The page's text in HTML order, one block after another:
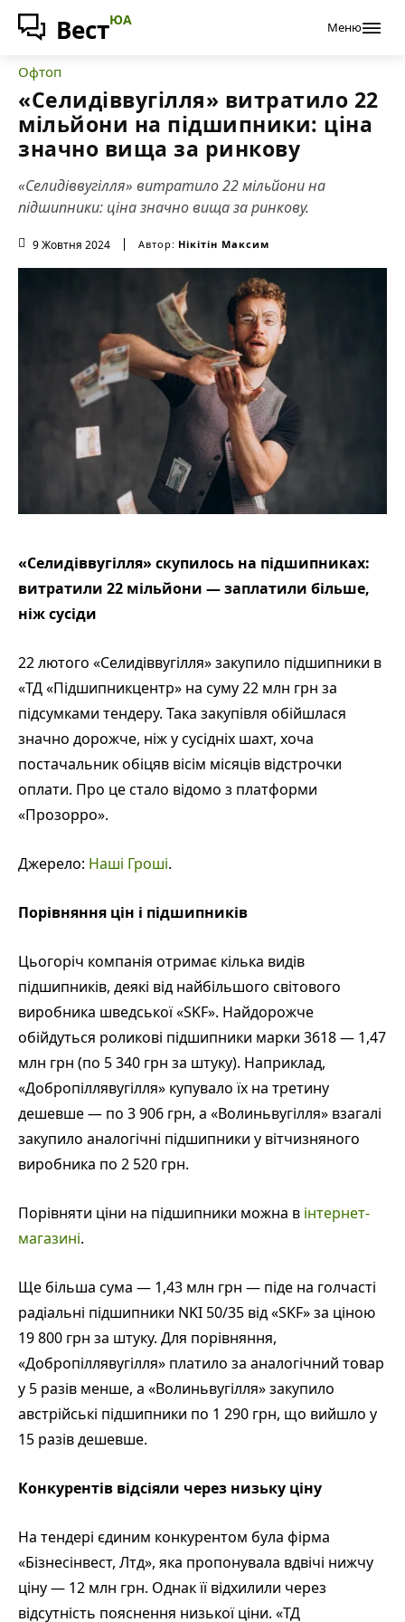
ВестЮА Меню
Офтоп
«Селидіввугілля» витратило 22
мільйони на підшипники: ціна
значно вища за ринкову
«Селидіввугілля» витратило 22 мільйони на
підшипники: ціна значно вища за ринкову.
9 Жовтня 2024 Автор: Нікітін Максим
«Селидіввугілля» скупилось на підшипниках:
витратили 22 мільйони — заплатили більше,
ніж сусіди
22 лютого «Селидіввугілля» закупило підшипники в
«ТД «Підшипникцентр» на суму 22 млн грн за
підсумками тендеру. Така закупівля обійшлася
значно дорожче, ніж у сусідніх шахт, хоча
постачальник обіцяв вісім місяців відстрочки
оплати. Про це стало відомо з платформи
«Прозорро».
Джерело: Наші Гроші.
Порівняння цін і підшипників
Цьогоріч компанія отримає кілька видів
підшипників, деякі від найбільшого світового
виробника шведської «SKF». Найдорожче
обійдуться роликові підшипники марки 3618 — 1,47
млн грн (по 5 340 грн за штуку). Наприклад,
«Добропіллявугілля» купувало їх на третину
дешевше — по 3 906 грн, а «Волиньвугілля» взагалі
закупило аналогічні підшипники у вітчизняного
виробника по 2 520 грн.
Порівняти ціни на підшипники можна в інтернет-
магазині.
Ще більша сума — 1,43 млн грн — піде на голчасті
радіальні підшипники NKI 50/35 від «SKF» за ціною
19 800 грн за штуку. Для порівняння,
«Добропіллявугілля» платило за аналогічний товар
у 5 разів менше, а «Волиньвугілля» закупило
австрійські підшипники по 1 290 грн, що вийшло у
15 разів дешевше.
Конкурентів відсіяли через низьку ціну
На тендері єдиним конкурентом була фірма
«Бізнесінвест, Лтд», яка пропонувала вдвічі нижчу
ціну — 12 млн грн. Однак її відхилили через
відсутність пояснення низької ціни. «ТД